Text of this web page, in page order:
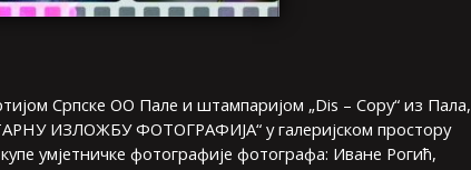
Српске ОО Пале и штампаријом „Dis – Copy“ из Пала,
ИЗЛОЖБУ ФОТОГРАФИЈА“ у галеријском простору
умјетничке фотографије фотографа: Иване Рогић,